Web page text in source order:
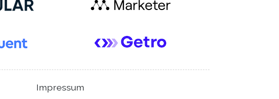
Impressum